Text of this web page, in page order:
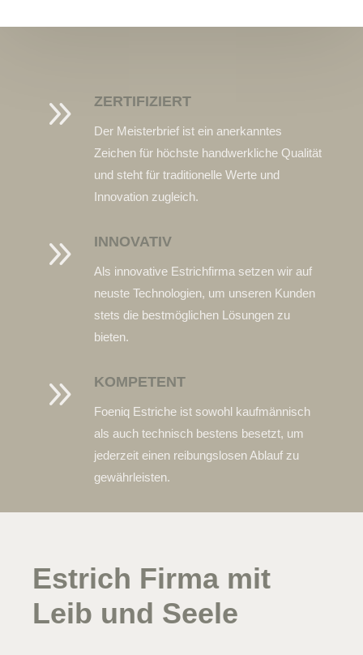
9 ZERTIFIZIERT
Der Meisterbrief ist ein anerkanntes
Zeichen für höchste handwerkliche Qualität
und steht für traditionelle Werte und
Innovation zugleich.
9 INNOVATIV
Als innovative Estrichfirma setzen wir auf
neuste Technologien, um unseren Kunden
stets die bestmöglichen Lösungen zu
bieten.
9 KOMPETENT
Foeniq Estriche ist sowohl kaufmännisch
als auch technisch bestens besetzt, um
jederzeit einen reibungslosen Ablauf zu
gewährleisten.
Estrich Firma mit
Leib und Seele